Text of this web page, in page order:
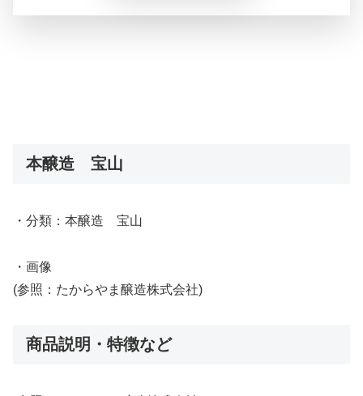
本醸造 宝山
・分類：本醸造 宝山
・画像
(参照：たからやま醸造株式会社)
商品説明・特徴など